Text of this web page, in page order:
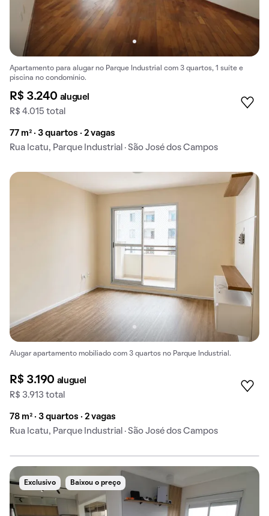
Apartamento para alugar no Parque Industrial com 3 quartos, 1 suíte e
piscina no condomínio.
R$ 3.240 aluguel
R$ 4.015 total
77 m² · 3 quartos · 2 vagas
Rua Icatu, Parque Industrial · São José dos Campos
Alugar apartamento mobiliado com 3 quartos no Parque Industrial.
R$ 3.190 aluguel
R$ 3.913 total
78 m² · 3 quartos · 2 vagas
Rua Icatu, Parque Industrial · São José dos Campos
Exclusivo Baixou o preço